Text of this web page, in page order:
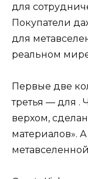
для
Покупатели
для
реальном
Первые две
третья — для .
верхом,
материалов».